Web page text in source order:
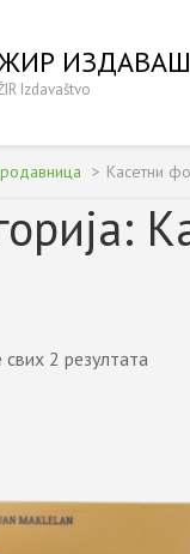
Izdavaštvo
> Касетни
свих 2 резултата